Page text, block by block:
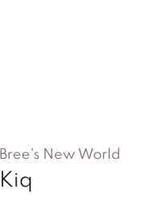
Bree's New World
Kiq